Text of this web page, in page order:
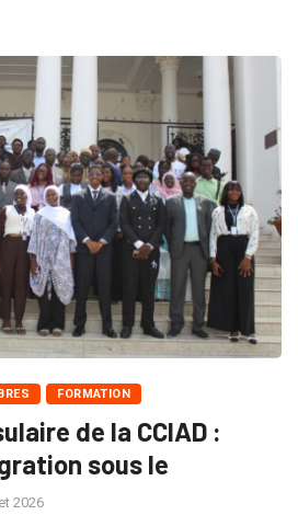
FORMATION
de la CCIAD :
sous le
2026